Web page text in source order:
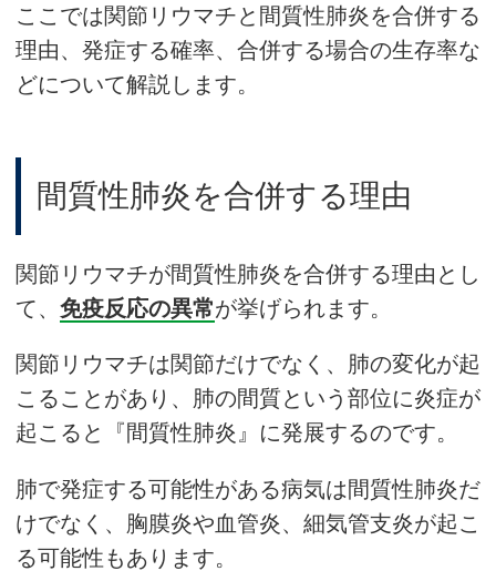
ここでは関節リウマチと間質性肺炎を合併する
理由、発症する確率、合併する場合の生存率な
どについて解説します。
間質性肺炎を合併する理由
関節リウマチが間質性肺炎を合併する理由とし
て、 免疫反応の異常が挙げられます。
関節リウマチは関節だけでなく、肺の変化が起
こることがあり、肺の間質という部位に炎症が
起こると『間質性肺炎』に発展するのです。
肺で発症する可能性がある病気は間質性肺炎だ
けでなく、胸膜炎や血管炎、細気管支炎が起こ
る可能性もあります。